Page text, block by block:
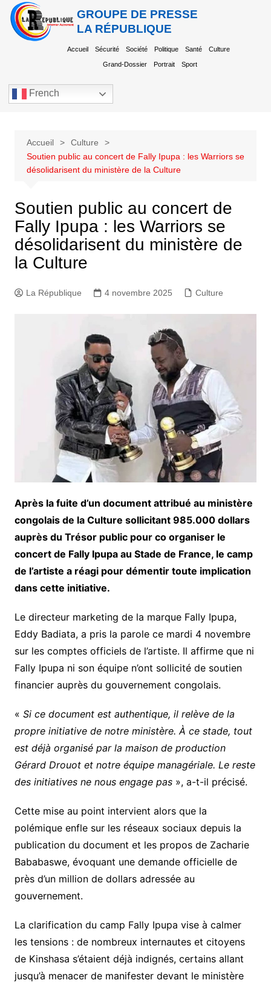
GROUPE DE PRESSE
LA RÉPUBLIQUE
Accueil Sécurité Société Politique Santé Culture
Grand-Dossier Portrait Sport
French
Accueil
Culture
Soutien public au concert de Fally Ipupa : les Warriors se
désolidarisent du ministère de la Culture
Soutien public au concert de
Fally Ipupa : les Warriors se
désolidarisent du ministère de
la Culture
La République 4 novembre 2025 Culture
Après la fuite d’un document attribué au ministère
congolais de la Culture sollicitant 985.000 dollars
auprès du Trésor public pour co organiser le
concert de Fally Ipupa au Stade de France, le camp
de l’artiste a réagi pour démentir toute implication
dans cette initiative.
Le directeur marketing de la marque Fally Ipupa,
Eddy Badiata, a pris la parole ce mardi 4 novembre
sur les comptes officiels de l’artiste. Il affirme que ni
Fally Ipupa ni son équipe n’ont sollicité de soutien
financier auprès du gouvernement congolais.
« Si ce document est authentique, il relève de la
propre initiative de notre ministère. À ce stade, tout
est déjà organisé par la maison de production
Gérard Drouot et notre équipe managériale. Le reste
des initiatives ne nous engage pas», a-t-il précisé.
Cette mise au point intervient alors que la
polémique enfle sur les réseaux sociaux depuis la
publication du document et les propos de Zacharie
Bababaswe, évoquant une demande officielle de
près d’un million de dollars adressée au
gouvernement.
La clarification du camp Fally Ipupa vise à calmer
les tensions : de nombreux internautes et citoyens
de Kinshasa s’étaient déjà indignés, certains allant
jusqu’à menacer de manifester devant le ministère